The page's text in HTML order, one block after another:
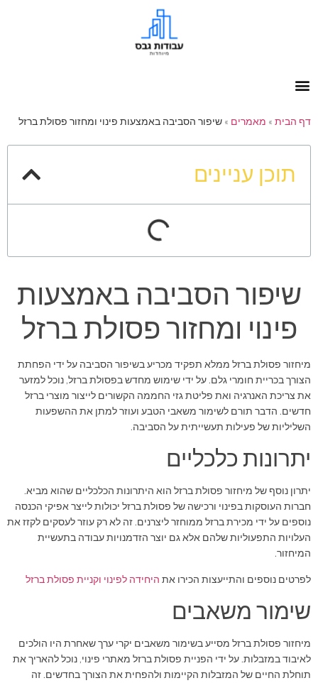
דף הבית » מאמרים » שיפור הסביבה באמצעות פינוי ומחזור פסולת ברזל
תוכן עניינים
שיפור הסביבה באמצעות
פינוי ומחזור פסולת ברזל
מיחזור פסולת ברזל ממלא תפקיד מכריע בשיפור הסביבה על ידי הפחתת
הצורך בכריית חומרי גלם. על ידי שימוש מחדש בפסולת ברזל, נוכל למזער
את צריכת האנרגיה ואת פליטת גזי החממה הקשורים לייצור מוצרי ברזל
חדשים. הדבר תורם לשימור משאבי הטבע ועוזר למתן את ההשפעות
השליליות של פעילות תעשייתית על הסביבה.
יתרונות כלכליים
יתרון נוסף של מיחזור פסולת ברזל הוא היתרונות הכלכליים שהוא מביא.
חברות העוסקות בפינוי ורכישה של פסולת ברזל יכולות לייצר אפיקי הכנסה
נוספים על ידי מכירת ברזל ממוחזר ליצרנים. זה לא רק עוזר לעסקים לקזז את
העלויות התפעוליות שלהם אלא גם יוצר הזדמנויות עבודה בתעשיית
המיחזור.
לפרטים נוספים והתייעצות הכירו את היחידה לפינוי וקניית פסולת ברזל
שימור משאבים
מיחזור פסולת ברזל מסייע בשימור משאבים יקרי ערך שאחרת היו הולכים
לאיבוד במזבלות. על ידי הפניית פסולת ברזל מאתרי פינוי, נוכל להאריך את
תוחלת החיים של המזבלות הקיימות ולהפחית את הצורך בחדשים. זה